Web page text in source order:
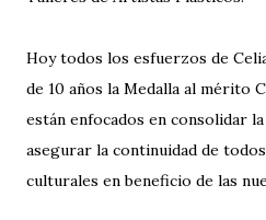
Hoy todos los esfuerzos de
de 10 años la Medalla al mérito
están enfocados en consolidar
asegurar la continuidad de
culturales en beneficio de las